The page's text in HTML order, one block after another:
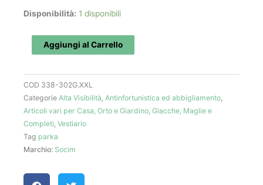
Disponibilità: 1 disponibili
Parka
giallo
quantità
Aggiungi al Carrello
COD 338-302G.XXL
Categorie Alta Visibilità Antinfortunistica ed abbigliamento
Articoli vari per Casa, Orto e Giardino Giacche, Maglie e
Completi Vestiario
Tag parka
Marchio: Socim